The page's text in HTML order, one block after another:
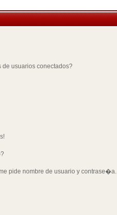
usuarios conectados?
pide nombre de usuario y contrase�a.